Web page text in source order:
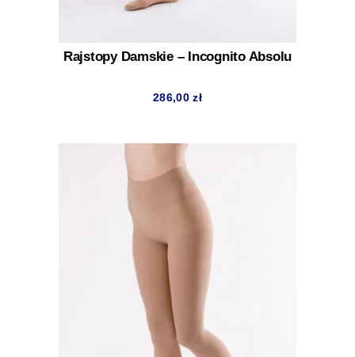
Rajstopy Damskie – Incognito Absolu
286,00zł